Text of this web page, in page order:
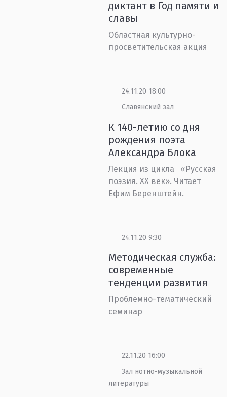
диктант в Год памяти и
славы
Областная культурно-
просветительская акция
24.11.20 18:00
Славянский зал
К 140-летию со дня
рождения поэта
Александра Блока
Лекция из цикла «Русская
поэзия. XX век». Читает
Ефим Беренштейн.
24.11.20 9:30
Методическая служба:
современные
тенденции развития
Проблемно-тематический
семинар
22.11.20 16:00
Зал нотно-музыкальной
литературы